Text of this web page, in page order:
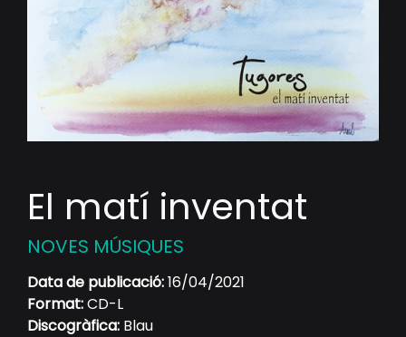
El matí inventat
NOVES MÚSIQUES
Data de publicació:16/04/2021
Format:CD-L
Discogràfica: Blau